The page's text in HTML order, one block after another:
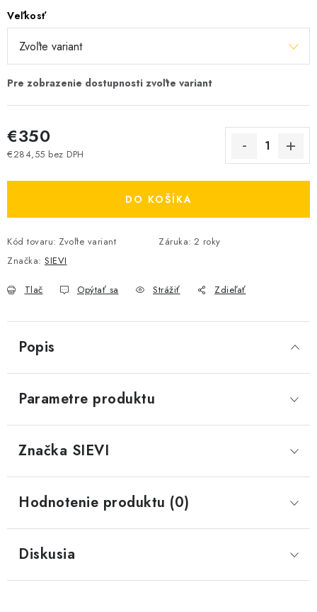
Veľkosť
€350
€284,55 bez DPH
DO KOŠÍKA
Kód tovaru: Zvoľte variant Záruka: 2 roky
Značka: SIEVI
Tlač Opýtať sa Strážiť Zdieľať
Popis
Parametre produktu
Značka SIEVI
Hodnotenie produktu (0)
Diskusia